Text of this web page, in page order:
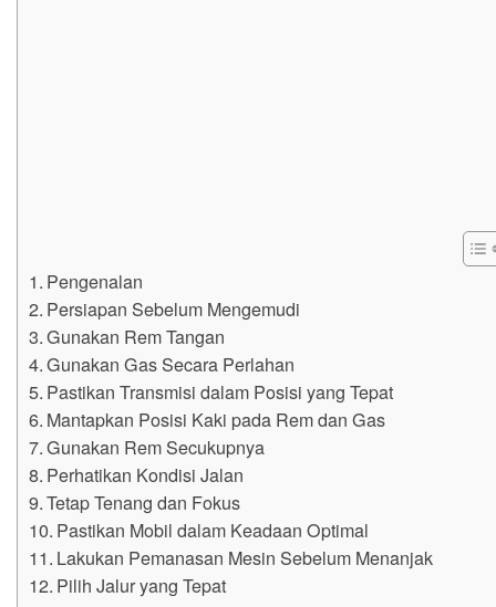
Pengenalan
Persiapan Sebelum Mengemudi
Gunakan Rem Tangan
Gunakan Gas Secara Perlahan
Pastikan Transmisi dalam Posisi yang Tepat
Mantapkan Posisi Kaki pada Rem dan Gas
Gunakan Rem Secukupnya
Perhatikan Kondisi Jalan
Tetap Tenang dan Fokus
Pastikan Mobil dalam Keadaan Optimal
Lakukan Pemanasan Mesin Sebelum Menanjak
Pilih Jalur yang Tepat